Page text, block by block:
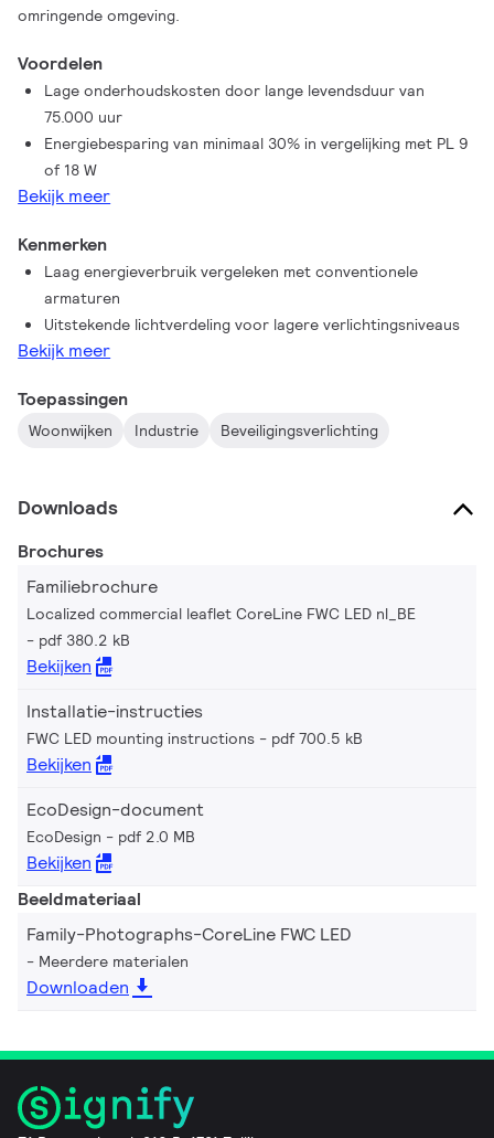
omringende omgeving.
Voordelen
Lage onderhoudskosten door lange levendsduur van
75.000 uur
Energiebesparing van minimaal 30% in vergelijking met PL 9
of 18 W
Bekijk meer
Kenmerken
Laag energieverbruik vergeleken met conventionele
armaturen
Uitstekende lichtverdeling voor lagere verlichtingsniveaus
Bekijk meer
Toepassingen
Woonwijken Industrie Beveiligingsverlichting
Downloads
Brochures
Familiebrochure
Localized commercial leaflet CoreLine FWC LED nl_BE
pdf 380.2 kB
Bekijken
Installatie-instructies
FWC LED mounting instructions pdf 700.5 kB
Bekijken
EcoDesign-document
EcoDesign pdf 2.0 MB
Bekijken
Beeldmateriaal
Family-Photographs-CoreLine FWC LED
Meerdere materialen
Downloaden